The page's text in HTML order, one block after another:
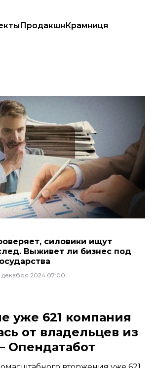
ПродакшнКрамниця
силовики ищут
Выживет ли бизнес под
декабря 2024 07:00
уже 621 компания
от владельцев из
Опендатабот